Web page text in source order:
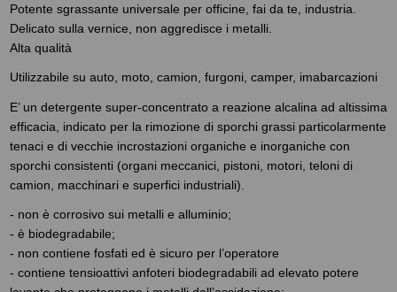
Potente sgrassante universale per officine, fai da te, industria.
Delicato sulla vernice, non aggredisce i metalli.
Alta qualità
Utilizzabile su auto, moto, camion, furgoni, camper, imabarcazioni
E’ un detergente super-concentrato a reazione alcalina ad altissima
efficacia, indicato per la rimozione di sporchi grassi particolarmente
tenaci e di vecchie incrostazioni organiche e inorganiche con
sporchi consistenti (organi meccanici, pistoni, motori, teloni di
camion, macchinari e superfici industriali).
- non è corrosivo sui metalli e alluminio;
- è biodegradabile;
- non contiene fosfati ed è sicuro per l’operatore
- contiene tensioattivi anfoteri biodegradabili ad elevato potere